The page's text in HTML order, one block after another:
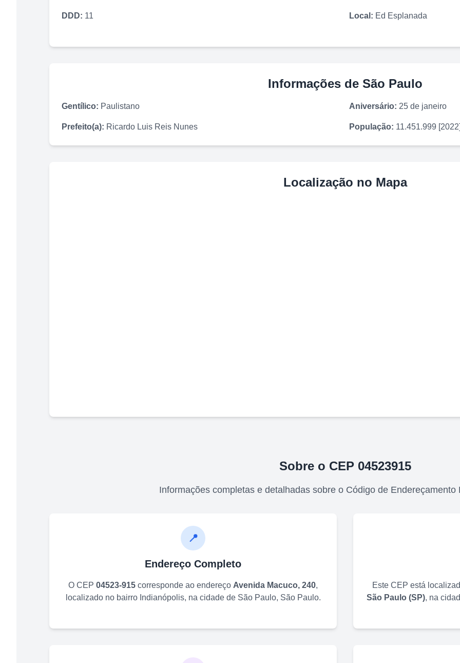
DDD: 11 Local: Ed Esplanada
Informações de São Paulo
Gentílico: Paulistano Aniversário: 25 de janeiro
Prefeito(a): Ricardo Luis Reis Nunes População: 11.451.999
Localização no Mapa
Sobre o CEP 04523915
Informações completas e detalhadas sobre o Código de
📍
Endereço Completo
O CEP 04523-915 corresponde ao endereço Avenida Macuco, 240,
localizado no bairro Indianópolis, na cidade de São Paulo, São Paulo.
Este CEP está
São Paulo (SP), na